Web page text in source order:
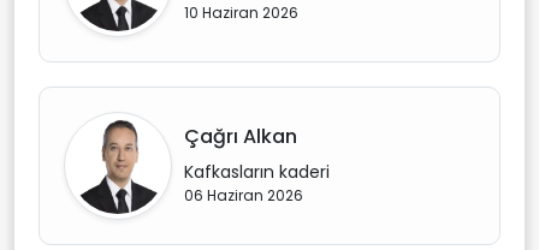
10 Haziran 2026
Çağrı Alkan
Kafkasların kaderi
06 Haziran 2026